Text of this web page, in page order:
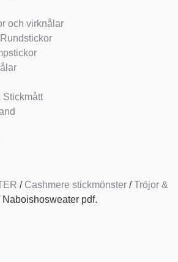
och virknålar
Stickmått
/ Cashmere stickmönster /Tröjor &
pdf.